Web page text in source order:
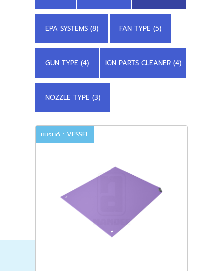
EPA SYSTEMS (8) FAN TYPE (5)
GUN TYPE (4) ION PARTS CLEANER (4)
NOZZLE TYPE (3)
แบรนด์ : VESSEL